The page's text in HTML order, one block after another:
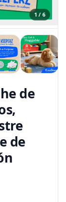
1 / 6
de
de